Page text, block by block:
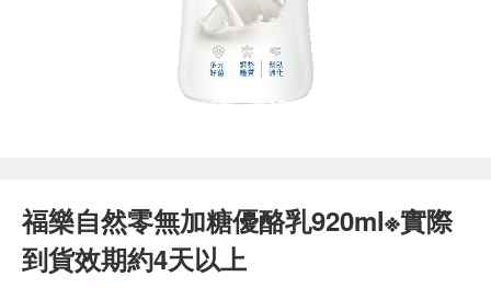
福樂自然零無加糖優酪乳920ml※實際
到貨效期約4天以上